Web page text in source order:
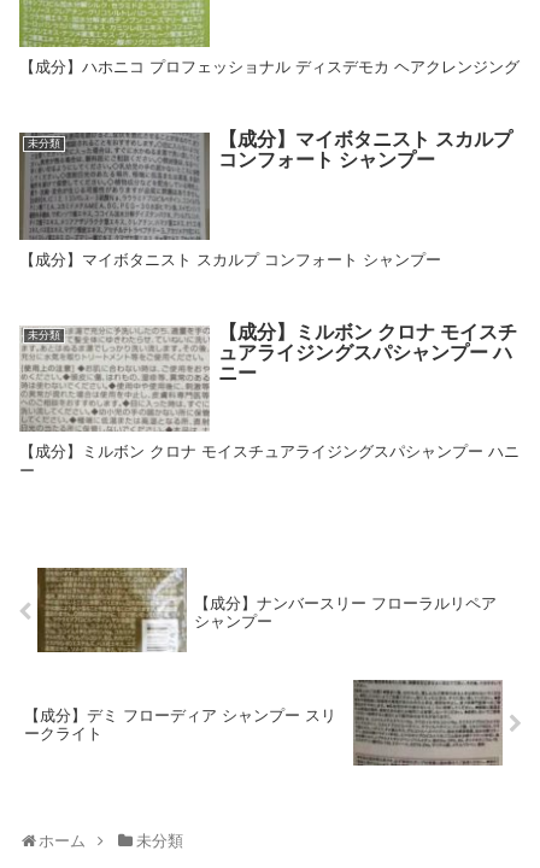
【成分】ハホニコ プロフェッショナル ディスデモカ ヘアクレンジング
未分類
【成分】マイボタニスト スカルプ
コンフォート シャンプー
【成分】マイボタニスト スカルプ コンフォート シャンプー
未分類
【成分】ミルボン クロナ モイスチ
ュアライジングスパシャンプー ハ
ニー
【成分】ミルボン クロナ モイスチュアライジングスパシャンプー ハニ
ー
【成分】ナンバースリー フローラルリペア
シャンプー
【成分】デミ フローディア シャンプー スリ
ークライト
ホーム 未分類